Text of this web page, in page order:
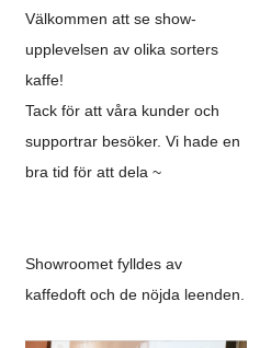
Välkommen att se show-
upplevelsen av olika sorters
kaffe!
Tack för att våra kunder och
supportrar besöker. Vi hade en
bra tid för att dela ~
Showroomet fylldes av
kaffedoft och de nöjda leenden.